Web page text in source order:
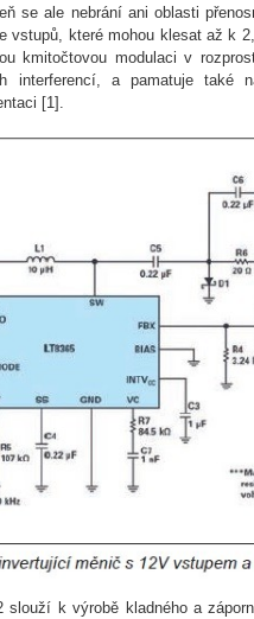
se ale nebrání ani oblasti
vstupů, které mohou klesat až k
kmitočtovou modulaci v
interferencí, a pamatuje také
[1].
slouží k výrobě kladného a